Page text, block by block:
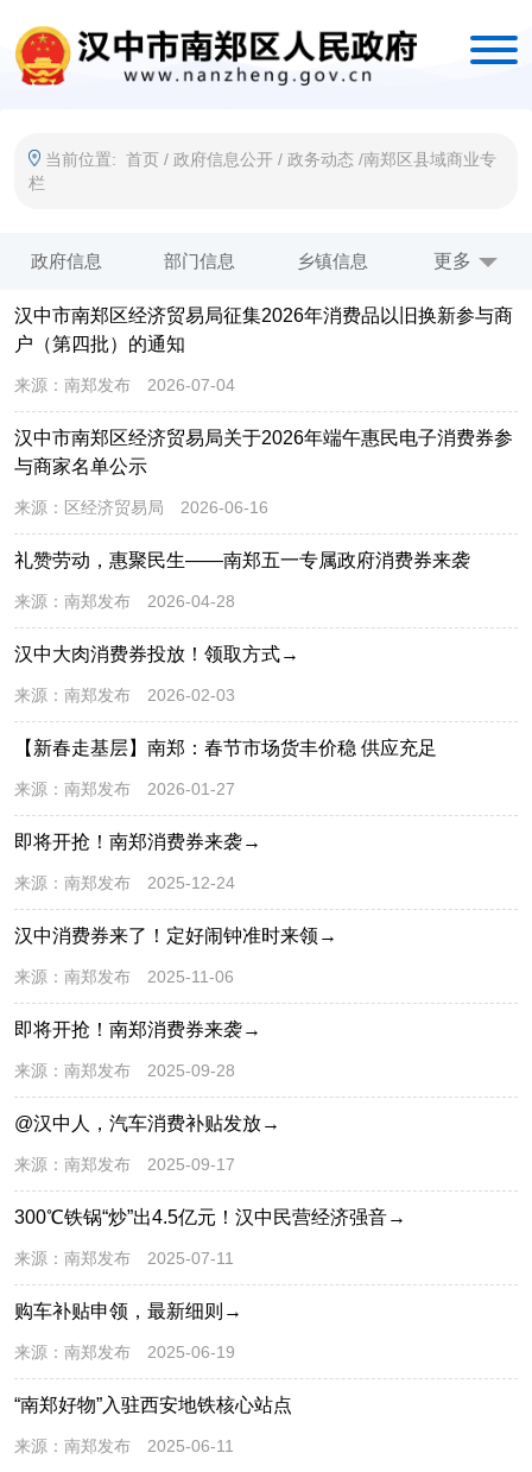
当前位置: 首页 / 政府信息公开 / 政务动态 /南郑区县域商业专
栏
政府信息 部门信息 乡镇信息 “三个年”活动
南郑区县域商业专栏
更多
汉中市南郑区经济贸易局征集2026年消费品以旧换新参与商
户（第四批）的通知
来源： 南郑发布 2026-07-04
汉中市南郑区经济贸易局关于2026年端午惠民电子消费券参
与商家名单公示
来源： 区经济贸易局 2026-06-16
礼赞劳动，惠聚民生——南郑五一专属政府消费券来袭
来源： 南郑发布 2026-04-28
汉中大肉消费券投放！领取方式→
来源： 南郑发布 2026-02-03
【新春走基层】南郑：春节市场货丰价稳 供应充足
来源： 南郑发布 2026-01-27
即将开抢！南郑消费券来袭→
来源： 南郑发布 2025-12-24
汉中消费券来了！定好闹钟准时来领→
来源： 南郑发布 2025-11-06
即将开抢！南郑消费券来袭→
来源： 南郑发布 2025-09-28
@汉中人，汽车消费补贴发放→
来源： 南郑发布 2025-09-17
300℃铁锅“炒”出4.5亿元！汉中民营经济强音→
来源： 南郑发布 2025-07-11
购车补贴申领，最新细则→
来源： 南郑发布 2025-06-19
“南郑好物”入驻西安地铁核心站点
来源： 南郑发布 2025-06-11